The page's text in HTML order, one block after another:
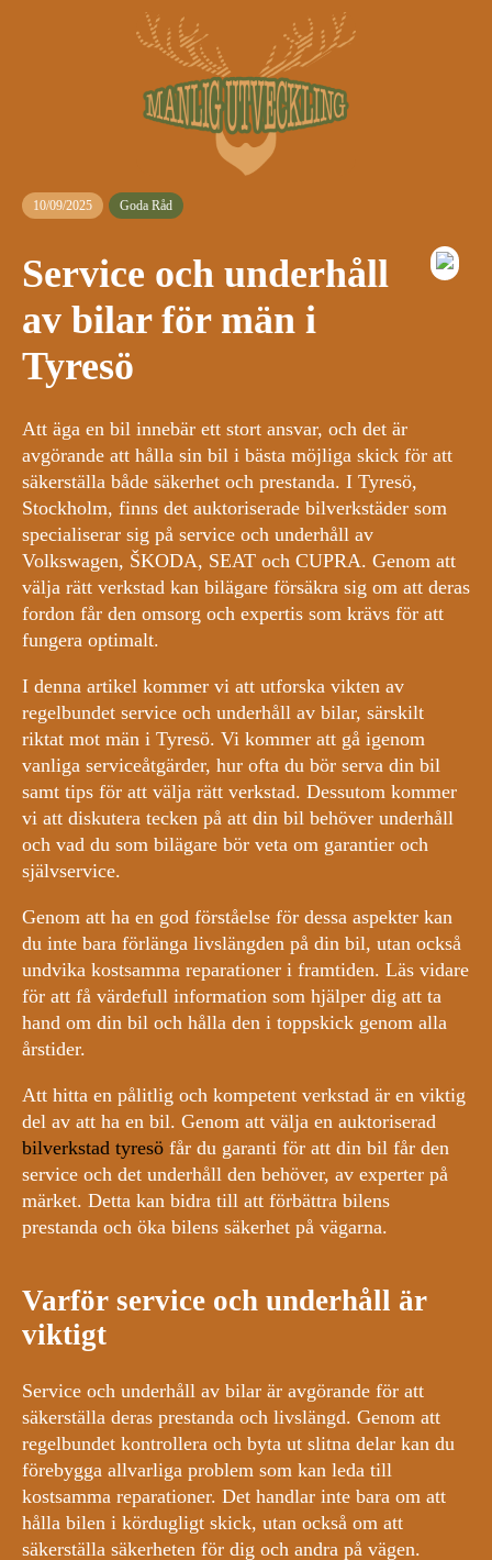
10/09/2025 Goda Råd
Service och underhåll
av bilar för män i
Tyresö
Att äga en bil innebär ett stort ansvar, och det är
avgörande att hålla sin bil i bästa möjliga skick för att
säkerställa både säkerhet och prestanda. I Tyresö,
Stockholm, finns det auktoriserade bilverkstäder som
specialiserar sig på service och underhåll av
Volkswagen, ŠKODA, SEAT och CUPRA. Genom att
välja rätt verkstad kan bilägare försäkra sig om att deras
fordon får den omsorg och expertis som krävs för att
fungera optimalt.
I denna artikel kommer vi att utforska vikten av
regelbundet service och underhåll av bilar, särskilt
riktat mot män i Tyresö. Vi kommer att gå igenom
vanliga serviceåtgärder, hur ofta du bör serva din bil
samt tips för att välja rätt verkstad. Dessutom kommer
vi att diskutera tecken på att din bil behöver underhåll
och vad du som bilägare bör veta om garantier och
självservice.
Genom att ha en god förståelse för dessa aspekter kan
du inte bara förlänga livslängden på din bil, utan också
undvika kostsamma reparationer i framtiden. Läs vidare
för att få värdefull information som hjälper dig att ta
hand om din bil och hålla den i toppskick genom alla
årstider.
Att hitta en pålitlig och kompetent verkstad är en viktig
del av att ha en bil. Genom att välja en auktoriserad
bilverkstad tyresö får du garanti för att din bil får den
service och det underhåll den behöver, av experter på
märket. Detta kan bidra till att förbättra bilens
prestanda och öka bilens säkerhet på vägarna.
Varför service och underhåll är
viktigt
Service och underhåll av bilar är avgörande för att
säkerställa deras prestanda och livslängd. Genom att
regelbundet kontrollera och byta ut slitna delar kan du
förebygga allvarliga problem som kan leda till
kostsamma reparationer. Det handlar inte bara om att
hålla bilen i kördugligt skick, utan också om att
säkerställa säkerheten för dig och andra på vägen.